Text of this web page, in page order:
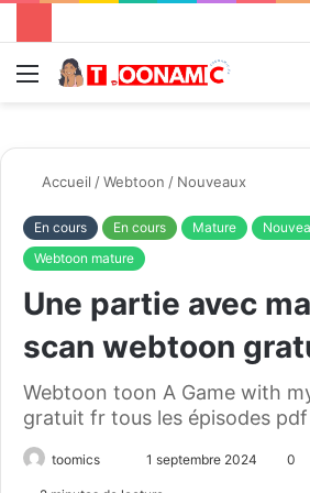
Menu
Accueil /Webtoon / Nouveaux
En cours En cours Mature
Webtoon mature
Une partie avec
scan webtoon
Webtoon toon A Game with
gratuit fr tous les épisodes pdf
toomics
n
1 septembre 2024 0